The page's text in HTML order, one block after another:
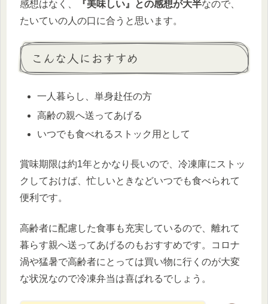
感想はなく、
『美味しい』との感想が大半なので、
たいていの人の口に合うと思います。
こんな人におすすめ
一人暮らし、単身赴任の方
高齢の親へ送ってあげる
いつでも食べれるストック用として
賞味期限は約1年とかなり長いので、冷凍庫にストッ
クしておけば、忙しいときなどいつでも食べられて
便利です。
高齢者に配慮した食事も充実しているので、離れて
暮らす親へ送ってあげるのもおすすめです。コロナ
渦や猛暑で高齢者にとっては買い物に行くのが大変
な状況なので冷凍弁当は喜ばれるでしょう。